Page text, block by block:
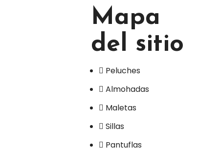
Mapa
del sitio
Peluches
Almohadas
Maletas
Sillas
Pantuflas